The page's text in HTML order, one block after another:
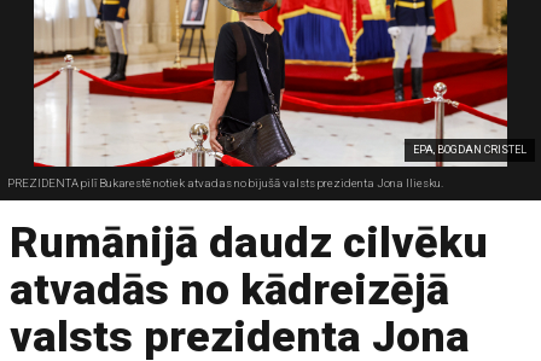
EPA, BOGDAN CRISTEL
PREZIDENTA pilī Bukarestē notiek atvadas no bijušā valsts prezidenta Jona Iliesku.
Rumānijā daudz cilvēku
atvadās no kādreizējā
valsts prezidenta Jona